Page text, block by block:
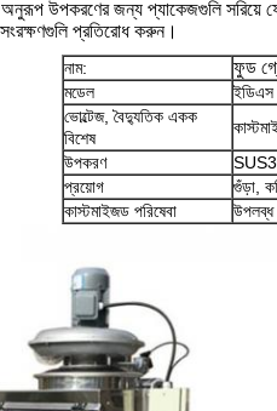
উপকরণের জন্য প্যাকেজগুলি সরিয়ে
প্রতিরোধ করুন।
নাম: ফুড
মডেল
ভোল্টেজ, বৈদ্যুতিক একক
বিশেষ
উপকরণ
প্রয়োগ
গুঁড়া,
কাস্টমাইজড পরিষেবা
উপলব্ধ